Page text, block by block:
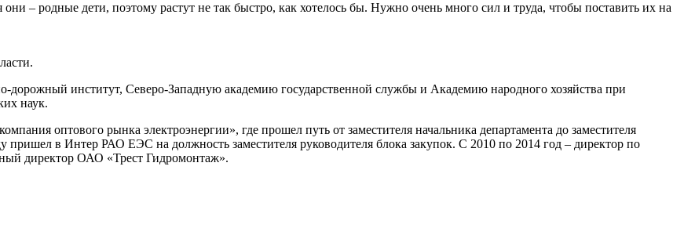
– родные дети, поэтому растут не так быстро, как хотелось бы. Нужно очень много сил и труда, чтобы поставить их на
дорожный институт, Северо-Западную академию государственной службы и Академию народного хозяйства при
наук.
оптового рынка электроэнергии», где прошел путь от заместителя начальника департамента до заместителя
пришел в Интер РАО ЕЭС на должность заместителя руководителя блока закупок. С 2010 по 2014 год – директор по
директор ОАО «Трест Гидромонтаж».